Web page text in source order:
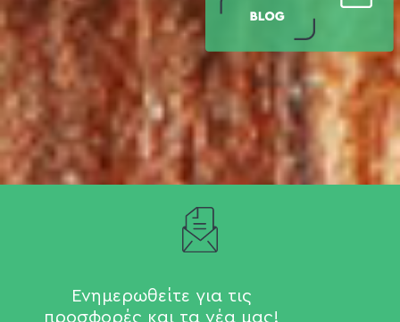
Ενημερωθείτε για τις
προσφορές και τα νέα μας!